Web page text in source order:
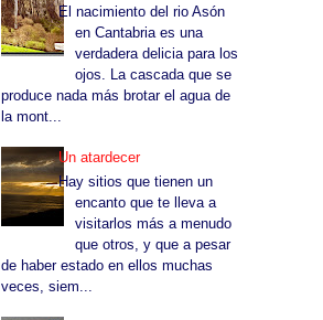
El nacimiento del rio Asón
en Cantabria es una
verdadera delicia para los
ojos. La cascada que se
produce nada más brotar el agua de
la mont...
Un atardecer
Hay sitios que tienen un
encanto que te lleva a
visitarlos más a menudo
que otros, y que a pesar
de haber estado en ellos muchas
veces, siem...